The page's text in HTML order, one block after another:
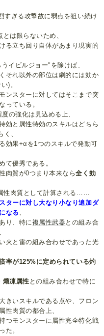
すぎる攻撃故に弱点を狙い続け
は限らないため、
る立ち回り自体があまり現実的
イビルジョー"を除けば、
それ以外の部位は劇的には効か
)。
ンスターに対してはそこまで突
っている。
の強化は見込める上、
効と属性特効のスキルはどちら
、
効果+αを1つのスキルで発動可
て優秀である。
肉質が0つまり本来なら全く効
性肉質として計算される……
ターに対し大なり小なり追加ダ
なる 、
り、特に複属性武器 との組み合
火と雷の組み合わせであった光
率が125%に定められている灼
熾凍属性 との組み合わせで特に
きいスキルである点や、フロン
性肉質の都合上、
つモンスターに属性完全特化戦
た。